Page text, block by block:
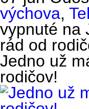
výchova,
vypnuté na
rád od
Jedno už
rodičov!